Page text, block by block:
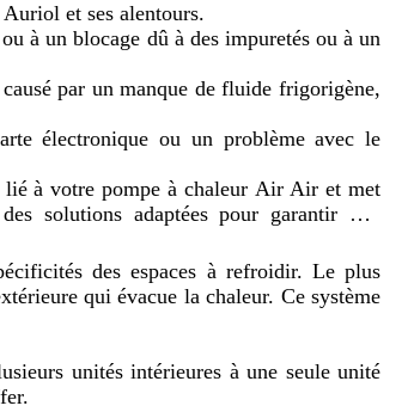
et ses alentours.
à un blocage dû à des impuretés ou à un
par un manque de fluide frigorigène,
électronique ou un problème avec le
lié à votre pompe à chaleur Air Air et met
solutions adaptées pour garantir une
des espaces à refroidir. Le plus
qui évacue la chaleur. Ce système
unités intérieures à une seule unité